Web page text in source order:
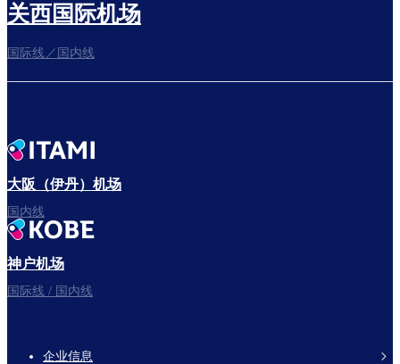
关西国际机场
国际线／国内线
大阪（伊丹）机场
国内线
神户机场
国际线 / 国内线
企业信息